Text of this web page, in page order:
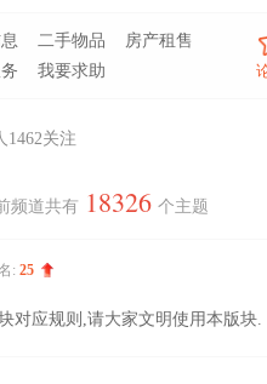
二手物品
房产租售
我要求助
1462关注
频道共有 18326 个主题
: 25
对应规则,请大家文明使用本版块.